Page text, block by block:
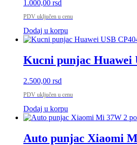
1.000,00 rsd
PDV uključen u cenu
Dodaj u korpu
Kucni punjac Huawei
2.500,00 rsd
PDV uključen u cenu
Dodaj u korpu
Auto punjac Xiaomi